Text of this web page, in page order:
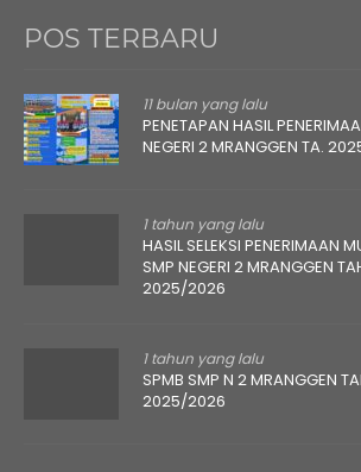
POS TERBARU
11 bulan yang lalu
PENETAPAN HASIL
NEGERI 2 MRANGGEN TA.
1 tahun yang lalu
HASIL SELEKSI PENERIMAAN
SMP NEGERI 2 MRANGGEN
2025/2026
1 tahun yang lalu
SPMB SMP N 2 MRANGGEN
2025/2026